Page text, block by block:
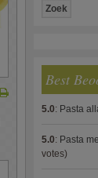
Best
5.0: Pasta
5.0: Pasta
votes)